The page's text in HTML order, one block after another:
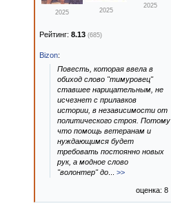
2025 2025
2025
Рейтинг: 8.13 (685)
Bizon:
Повесть, которая ввела в
обиход слово "тимуровец"
ставшее нарицательным, не
исчезнет с прилавков
истории, в независимости от
политического строя. Потому
что помощь ветеранам и
нуждающимся будет
требовать постоянно новых
рук, а модное слово
"волонтер" до
>>
оценка: 8